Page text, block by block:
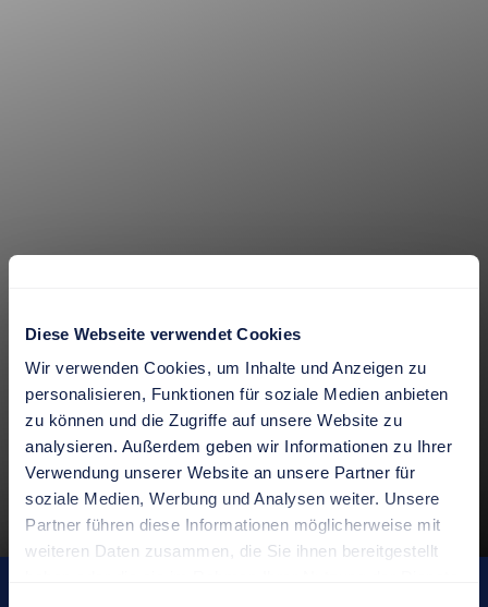
Diese Webseite verwendet Cookies
Wir verwenden Cookies, um Inhalte und Anzeigen zu
personalisieren, Funktionen für soziale Medien anbieten
zu können und die Zugriffe auf unsere Website zu
analysieren. Außerdem geben wir Informationen zu Ihrer
Verwendung unserer Website an unsere Partner für
soziale Medien, Werbung und Analysen weiter. Unsere
Partner führen diese Informationen möglicherweise mit
weiteren Daten zusammen, die Sie ihnen bereitgestellt
DE| EN